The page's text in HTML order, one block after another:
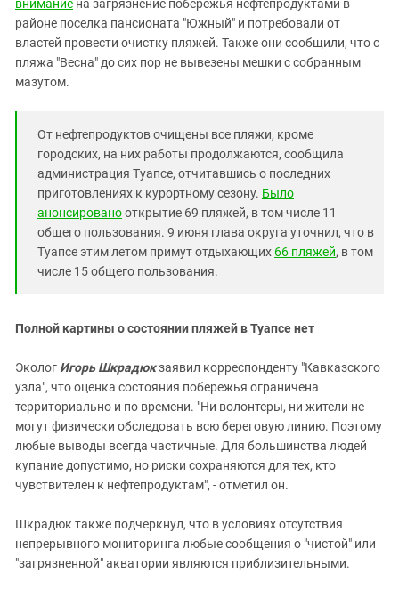
внимание на загрязнение побережья нефтепродуктами в
районе поселка пансионата "Южный" и потребовали от
властей провести очистку пляжей. Также они сообщили, что с
пляжа "Весна" до сих пор не вывезены мешки с собранным
мазутом.
От нефтепродуктов очищены все пляжи, кроме
городских, на них работы продолжаются, сообщила
администрация Туапсе, отчитавшись о последних
приготовлениях к курортному сезону. Было
анонсированооткрытие 69 пляжей, в том числе 11
общего пользования. 9 июня глава округа уточнил, что в
Туапсе этим летом примут отдыхающих 66 пляжей, в том
числе 15 общего пользования.
Полной картины о состоянии пляжей в Туапсе нет
Эколог Игорь Шкрадюкзаявил корреспонденту "Кавказского
узла", что оценка состояния побережья ограничена
территориально и по времени. "Ни волонтеры, ни жители не
могут физически обследовать всю береговую линию. Поэтому
любые выводы всегда частичные. Для большинства людей
купание допустимо, но риски сохраняются для тех, кто
чувствителен к нефтепродуктам", - отметил он.
Шкрадюк также подчеркнул, что в условиях отсутствия
непрерывного мониторинга любые сообщения о "чистой" или
"загрязненной" акватории являются приблизительными.